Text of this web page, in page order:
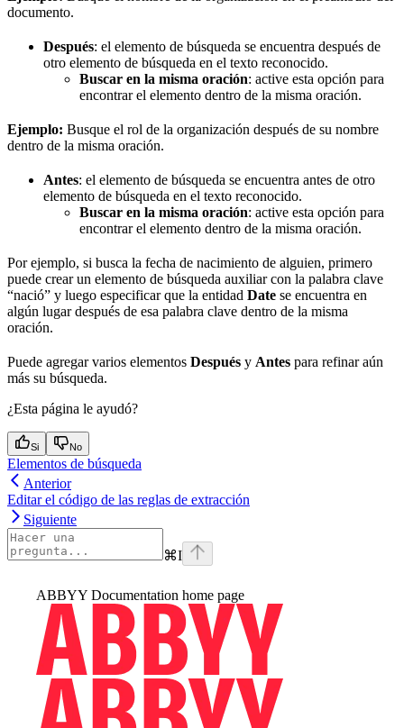
documento.
Después: el elemento de búsqueda se encuentra después de
otro elemento de búsqueda en el texto reconocido.
Buscar en la misma oración: active esta opción para
encontrar el elemento dentro de la misma oración.
Ejemplo: Busque el rol de la organización después de su nombre
dentro de la misma oración.
Antes: el elemento de búsqueda se encuentra antes de otro
elemento de búsqueda en el texto reconocido.
Buscar en la misma oración: active esta opción para
encontrar el elemento dentro de la misma oración.
Por ejemplo, si busca la fecha de nacimiento de alguien, primero
puede crear un elemento de búsqueda auxiliar con la palabra clave
“nació” y luego especificar que la entidad Date se encuentra en
algún lugar después de esa palabra clave dentro de la misma
oración.
Puede agregar varios elementos Después y Antes para refinar aún
más su búsqueda.
¿Esta página le ayudó?
Si No
Elementos de búsqueda
Anterior
Editar el código de las reglas de extracción
Siguiente
⌘I
ABBYY Documentation home page